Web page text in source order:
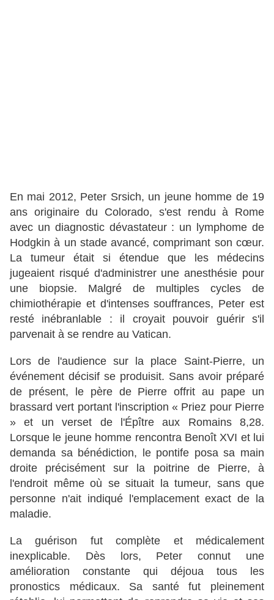
En mai 2012, Peter Srsich, un jeune homme de 19
ans originaire du Colorado, s'est rendu à Rome
avec un diagnostic dévastateur : un lymphome de
Hodgkin à un stade avancé, comprimant son cœur.
La tumeur était si étendue que les médecins
jugeaient risqué d'administrer une anesthésie pour
une biopsie. Malgré de multiples cycles de
chimiothérapie et d'intenses souffrances, Peter est
resté inébranlable : il croyait pouvoir guérir s'il
parvenait à se rendre au Vatican.
Lors de l'audience sur la place Saint-Pierre, un
événement décisif se produisit. Sans avoir préparé
de présent, le père de Pierre offrit au pape un
brassard vert portant l'inscription « Priez pour Pierre
» et un verset de l'Épître aux Romains 8,28.
Lorsque le jeune homme rencontra Benoît XVI et lui
demanda sa bénédiction, le pontife posa sa main
droite précisément sur la poitrine de Pierre, à
l'endroit même où se situait la tumeur, sans que
personne n'ait indiqué l'emplacement exact de la
maladie.
La guérison fut complète et médicalement
inexplicable. Dès lors, Peter connut une
amélioration constante qui déjoua tous les
pronostics médicaux. Sa santé fut pleinement